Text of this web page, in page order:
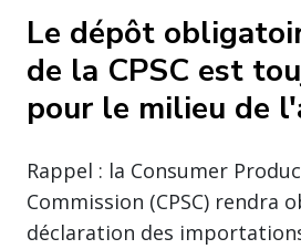
Le dépôt
de la CPSC est
pour le milieu de
Rappel : la Consumer
Commission (CPSC) rendra
déclaration des